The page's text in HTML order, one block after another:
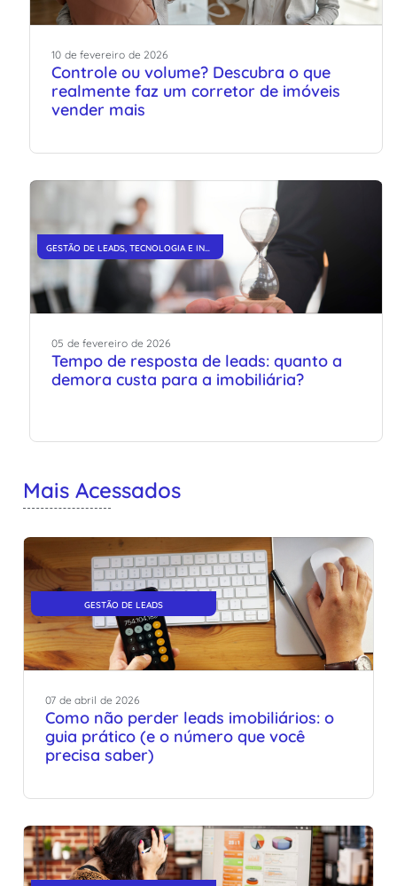
10 de fevereiro de 2026
Controle ou volume? Descubra o que
realmente faz um corretor de imóveis
vender mais
GESTÃO DE LEADS, TECNOLOGIA E INOVAÇÃO
05 de fevereiro de 2026
Tempo de resposta de leads: quanto a
demora custa para a imobiliária?
Mais Acessados
GESTÃO DE LEADS
07 de abril de 2026
Como não perder leads imobiliários: o
guia prático (e o número que você
precisa saber)